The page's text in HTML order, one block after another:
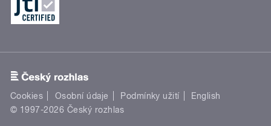
Cookies Osobní údaje Podmínky užití
English
© 1997-2026 Český rozhlas